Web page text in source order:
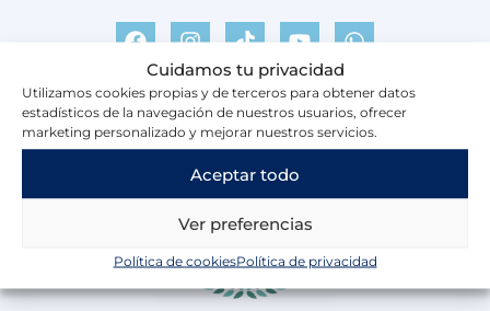
Cuidamos tu privacidad
Utilizamos cookies propias y de terceros para obtener datos
estadísticos de la navegación de nuestros usuarios, ofrecer
marketing personalizado y mejorar nuestros servicios.
Aceptar todo
Ver preferencias
Política de cookiesPolítica de privacidad
F
a
b
o
o
I
n
t
a
g
r
a
T
i
t
o
k
Y
o
u
t
u
b
e
W
h
s
a
p